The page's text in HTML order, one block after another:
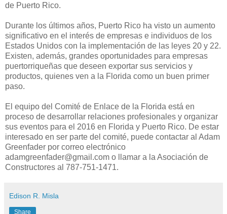
de Puerto Rico.
Durante los últimos años, Puerto Rico ha visto un aumento
significativo en el interés de empresas e individuos de los
Estados Unidos con la implementación de las leyes 20 y 22.
Existen, además, grandes oportunidades para empresas
puertorriqueñas que deseen exportar sus servicios y
productos, quienes ven a la Florida como un buen primer
paso.
El equipo del Comité de Enlace de la Florida está en
proceso de desarrollar relaciones profesionales y organizar
sus eventos para el 2016 en Florida y Puerto Rico. De estar
interesado en ser parte del comité, puede contactar al Adam
Greenfader por correo electrónico
adamgreenfader@gmail.com o llamar a la Asociación de
Constructores al 787-751-1471.
Edison R. Misla
Share